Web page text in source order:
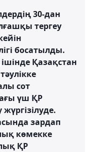
30-дан
тергеу
босатылды.
Қазақстан
сот
үш ҚР
зардап
көмекке
ҚР